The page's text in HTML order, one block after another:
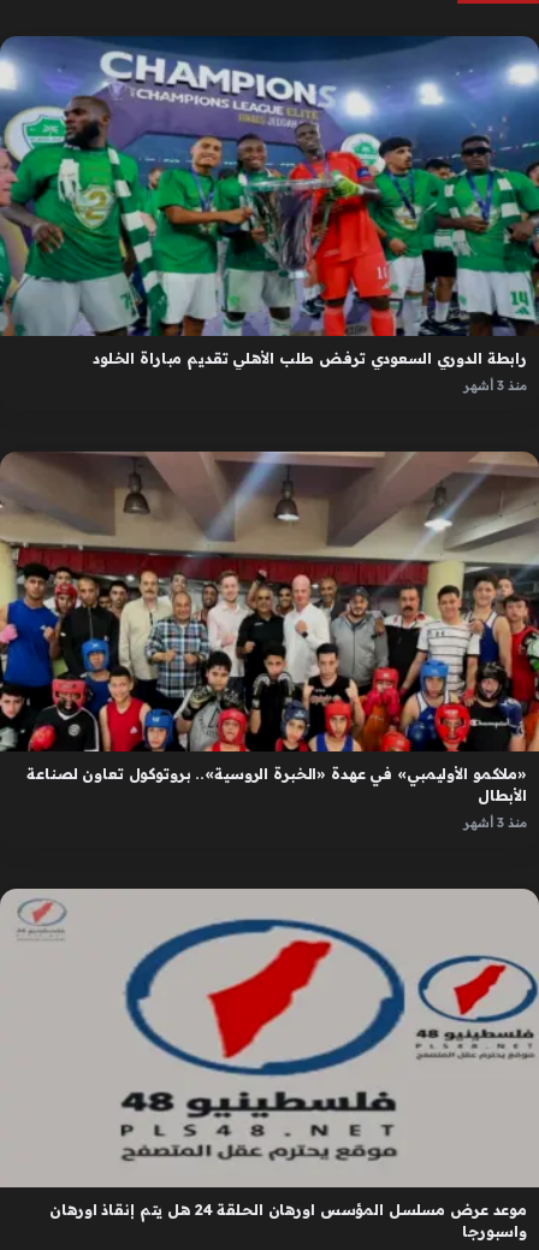
رابطة الدوري السعودي ترفض طلب الأهلي تقديم مباراة الخلود
منذ 3 أشهر
«ملاكمو الأوليمبي» في عهدة «الخبرة الروسية».. بروتوكول تعاون لصناعة
الأبطال
منذ 3 أشهر
موعد عرض مسلسل المؤسس اورهان الحلقة 24 هل يتم إنقاذ اورهان
واسبورجا